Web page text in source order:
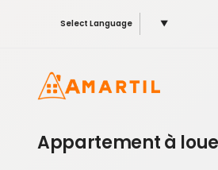
Select Language ▼
Appartement à